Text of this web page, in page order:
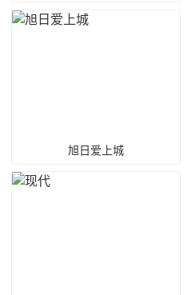
旭日爱上城